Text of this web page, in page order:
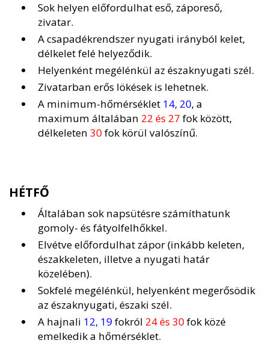
Sok helyen előfordulhat eső, záporeső,
zivatar.
A csapadékrendszer nyugati irányból kelet,
délkelet felé helyeződik.
Helyenként megélénkül az északnyugati szél.
Zivatarban erős lökések is lehetnek.
A minimum-hőmérséklet 14, 20, a
maximum általában 22 és 27 fok között,
délkeleten 30fok körül valószínű.
HÉTFŐ
Általában sok napsütésre számíthatunk
gomoly- és fátyolfelhőkkel.
Elvétve előfordulhat zápor (inkább keleten,
északkeleten, illetve a nyugati határ
közelében).
Sokfelé megélénkül, helyenként megerősödik
az északnyugati, északi szél.
A hajnali 12, 19fokról 24 és 30fok közé
emelkedik a hőmérséklet.